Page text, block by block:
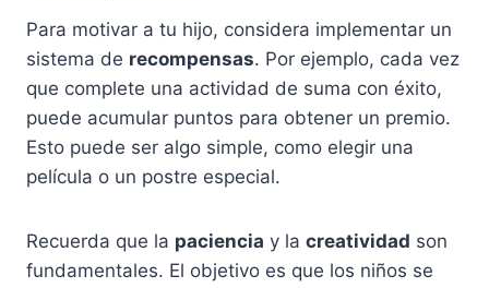
Para motivar a tu hijo, considera implementar un
sistema de recompensas. Por ejemplo, cada vez
que complete una actividad de suma con éxito,
puede acumular puntos para obtener un premio.
Esto puede ser algo simple, como elegir una
película o un postre especial.
Recuerda que la paciencia y la creatividad son
fundamentales. El objetivo es que los niños se